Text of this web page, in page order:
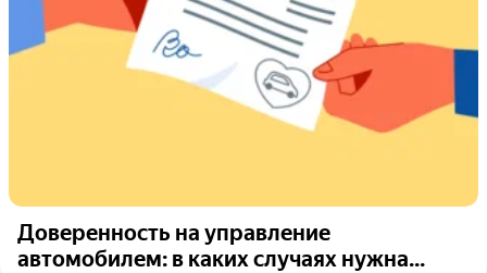
Доверенность на управление
автомобилем: в каких случаях нужна...